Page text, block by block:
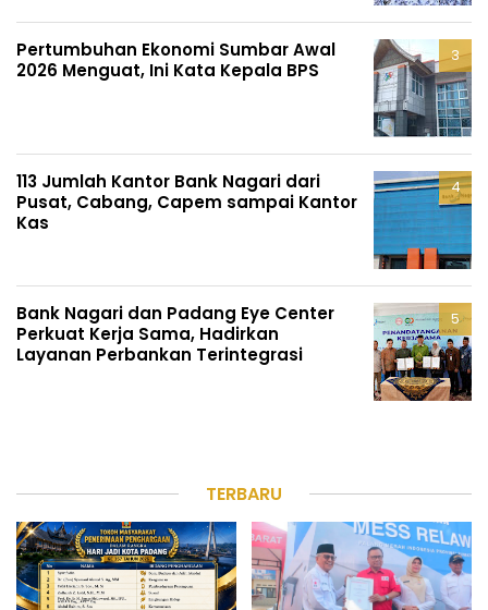
Pertumbuhan Ekonomi Sumbar Awal
2026 Menguat, Ini Kata Kepala BPS
113 Jumlah Kantor Bank Nagari dari
Pusat, Cabang, Capem sampai Kantor
Kas
Bank Nagari dan Padang Eye Center
Perkuat Kerja Sama, Hadirkan
Layanan Perbankan Terintegrasi
TERBARU